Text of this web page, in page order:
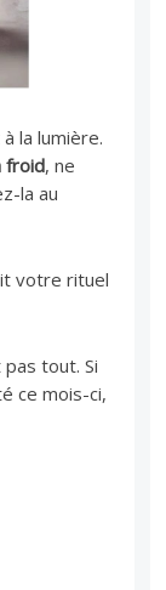
la lumière.
froid, ne
la au
votre rituel
pas tout. Si
ce mois-ci,